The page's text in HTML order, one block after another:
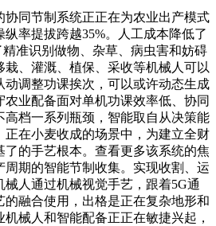
同节制系统正正在为农业出产模式
率提拔跨越35%。人工成本降低了
准识别做物、杂草、病虫害和妨碍
、灌溉、植保、采收等机械人可以
动调整功课挨次，可以或许动态生成
业配备面对单机功课效率低、协同
高档一系列瓶颈，智能取自从决策能
正在小麦收成的场景中，为建立全财
了的手艺根本。查看更多该系统的焦
周期的智能节制收集。实现收割、运
人通过机械视觉手艺，跟着5G通
融合使用，出格是正在复杂地形和
械人和智能配备正正在敏捷兴起，